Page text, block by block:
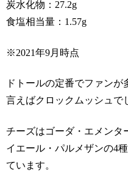
炭水化物：27.2g
食塩相当量：1.57g
※2021年9月時点
ドトールの定番でファンが
言えばクロックムッシュで
チーズはゴーダ・エメンタ
イエール・パルメザンの4
ています。